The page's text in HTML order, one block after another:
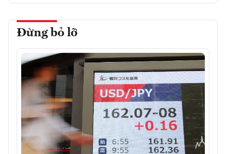
Đừng bỏ lỡ